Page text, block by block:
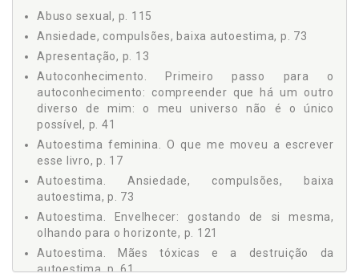
Abuso sexual, p. 115
Ansiedade, compulsões, baixa autoestima, p. 73
Apresentação, p. 13
Autoconhecimento. Primeiro passo para o
autoconhecimento: compreender que há um outro
diverso de mim: o meu universo não é o único
possível, p. 41
Autoestima feminina. O que me moveu a escrever
esse livro, p. 17
Autoestima. Ansiedade, compulsões, baixa
autoestima, p. 73
Autoestima. Envelhecer: gostando de si mesma,
olhando para o horizonte, p. 121
Autoestima. Mães tóxicas e a destruição da
autoestima, p. 61